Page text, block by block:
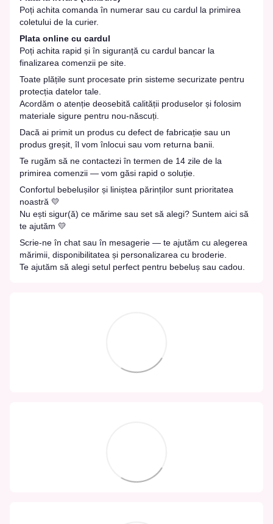
Poți achita comanda în numerar sau cu cardul la primirea
coletului de la curier.
Plata online cu cardul
Poți achita rapid și în siguranță cu cardul bancar la
finalizarea comenzii pe site.
Toate plățile sunt procesate prin sisteme securizate pentru
protecția datelor tale.
Acordăm o atenție deosebită calității produselor și folosim
materiale sigure pentru nou-născuți.
Dacă ai primit un produs cu defect de fabricație sau un
produs greșit, îl vom înlocui sau vom returna banii.
Te rugăm să ne contactezi în termen de 14 zile de la
primirea comenzii — vom găsi rapid o soluție.
Confortul bebelușilor și liniștea părinților sunt prioritatea
noastră 💛
Nu ești sigur(ă) ce mărime sau set să alegi? Suntem aici să
te ajutăm 💛
Scrie-ne în chat sau în mesagerie — te ajutăm cu alegerea
mărimii, disponibilitatea și personalizarea cu broderie.
Te ajutăm să alegi setul perfect pentru bebeluș sau cadou.